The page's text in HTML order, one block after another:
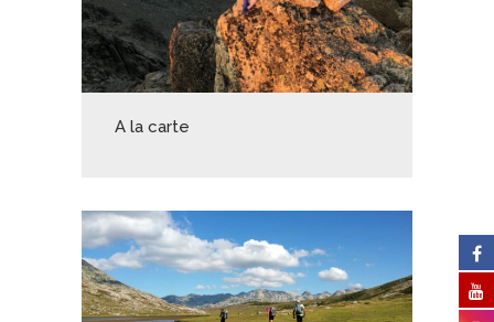
A la carte